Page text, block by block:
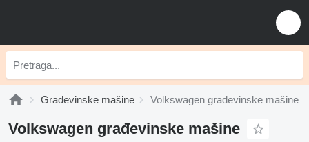
Građevinske mašine Volkswagen građevinske mašine
Volkswagen građevinske mašine